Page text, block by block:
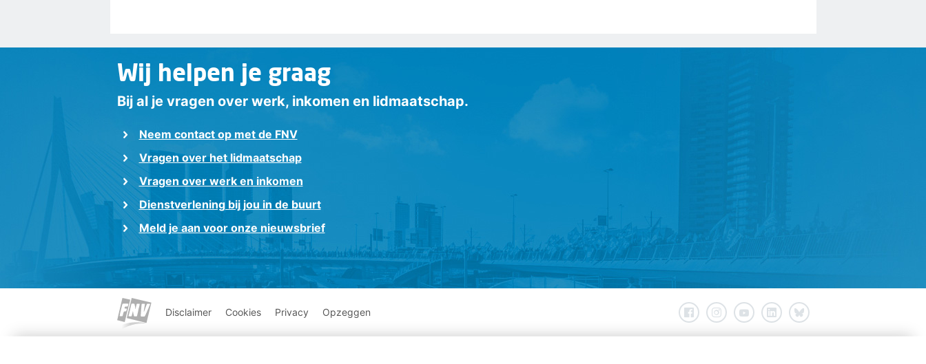
Wij helpen je graag
Bij al je vragen over werk, inkomen en lidmaatschap.
Neem contact op met de FNV
Vragen over het lidmaatschap
Vragen over werk en inkomen
Dienstverlening bij jou in de buurt
Meld je aan voor onze nieuwsbrief
Disclaimer Cookies Privacy Opzeggen